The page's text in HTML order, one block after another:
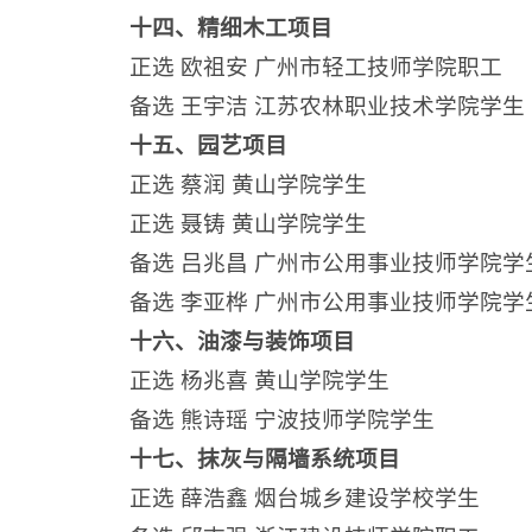
十四、精细木工项目
正选 欧祖安 广州市轻工技师学院职工
备选 王宇洁 江苏农林职业技术学院学生
十五、园艺项目
正选 蔡润 黄山学院学生
正选 聂铸 黄山学院学生
备选 吕兆昌 广州市公用事业技师学院学
备选 李亚桦 广州市公用事业技师学院学
十六、油漆与装饰项目
正选 杨兆喜 黄山学院学生
备选 熊诗瑶 宁波技师学院学生
十七、抹灰与隔墙系统项目
正选 薛浩鑫 烟台城乡建设学校学生